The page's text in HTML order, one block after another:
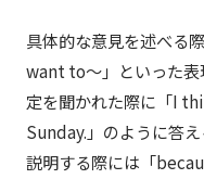
具体的な意見を述べる
want to～」といった表
定を聞かれた際に「I
Sunday.」のように答
説明する際には「